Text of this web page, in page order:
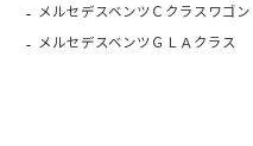
メルセデスベンツＣクラスワゴン
メルセデスベンツＧＬＡクラス